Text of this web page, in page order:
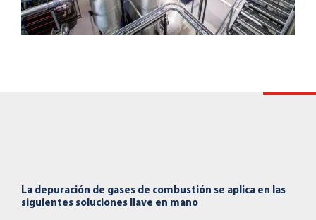
La depuración de gases de combustión se aplica en las
siguientes soluciones llave en mano